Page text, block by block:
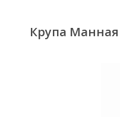
Крупа Манная